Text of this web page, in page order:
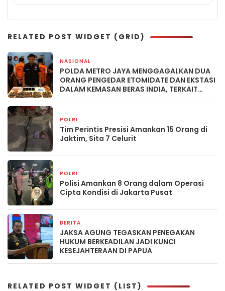
RELATED POST WIDGET (GRID)
NASIONAL
POLDA METRO JAYA MENGGAGALKAN DUA
ORANG PENGEDAR ETOMIDATE DAN EKSTASI
DALAM KEMASAN BERAS INDIA, TERKAIT
POLRI
Tim Perintis Presisi Amankan 15 Orang di
Jaktim, Sita 7 Celurit
POLRI
Polisi Amankan 8 Orang dalam Operasi
Cipta Kondisi di Jakarta Pusat
BERITA
JAKSA AGUNG TEGASKAN PENEGAKAN
HUKUM BERKEADILAN JADI KUNCI
KESEJAHTERAAN DI PAPUA
RELATED POST WIDGET (LIST)